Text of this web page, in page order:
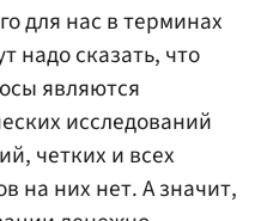
для нас в терминах
надо сказать, что
являются
исследований
четких и всех
на них нет. А значит,